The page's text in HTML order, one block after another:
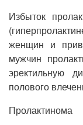
Избыток
женщин и
мужчин
эректильную
полового
Пролактинома